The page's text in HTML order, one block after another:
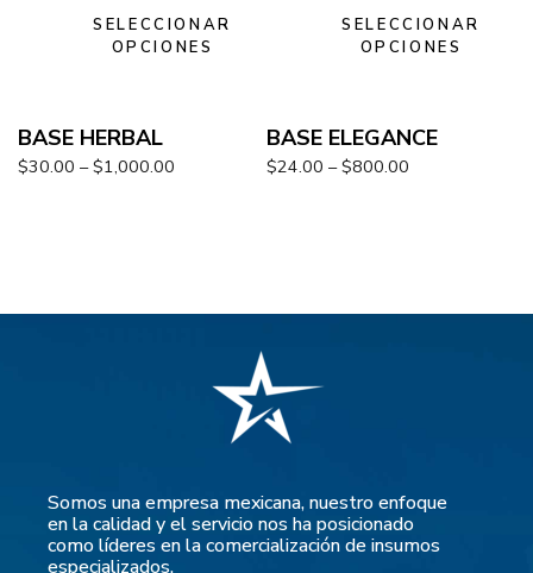
SELECCIONAR
OPCIONES
BASE HERBAL
$30.00 – $1,000.00
SELECCIONAR
OPCIONES
BASE ELEGANCE
$24.00 – $800.00
Somos una empresa mexicana, nuestro enfoque
en la calidad y el servicio nos ha posicionado
como líderes en la comercialización de insumos
especializados.